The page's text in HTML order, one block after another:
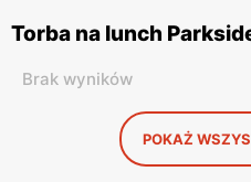
Torba na lunch
Brak wyników
POKAŻ